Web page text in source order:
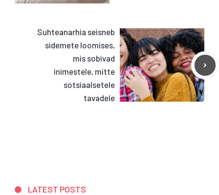
Suhteanarhia seisneb
sidemete loomises,
mis sobivad
inimestele, mitte
sotsiaalsetele
tavadele
LATEST POSTS